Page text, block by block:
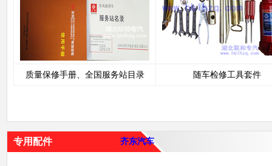
质量保修手册、全国服务站目录 随车检修工具套件
专用配件 齐东汽车